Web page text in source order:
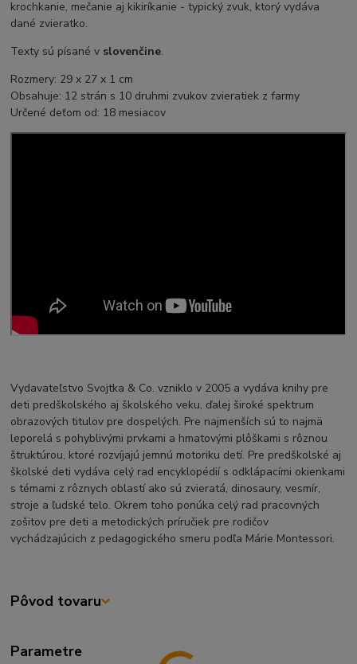
krochkanie, mečanie aj kikiríkanie - typický zvuk, ktorý vydáva
dané zvieratko.
Texty sú písané v slovenčine.
Rozmery: 29 x 27 x 1 cm
Obsahuje: 12 strán s 10 druhmi zvukov zvieratiek z farmy
Určené deťom od: 18 mesiacov
Vydavateľstvo Svojtka & Co. vzniklo v 2005 a vydáva knihy pre
deti predškolského aj školského veku, ďalej široké spektrum
obrazových titulov pre dospelých. Pre najmenších sú to najmä
leporelá s pohyblivými prvkami a hmatovými plôškami s rôznou
štruktúrou, ktoré rozvíjajú jemnú motoriku detí. Pre predškolské aj
školské deti vydáva celý rad encyklopédií s odklápacími okienkami
s témami z rôznych oblastí ako sú zvieratá, dinosaury, vesmír,
stroje a ľudské telo. Okrem toho ponúka celý rad pracovných
zošitov pre deti a metodických príručiek pre rodičov
vychádzajúcich z pedagogického smeru podľa Márie Montessori.
Pôvod tovaru
Parametre